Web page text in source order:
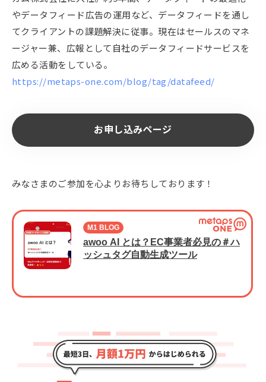
やデータフィード広告の運用など、データフィードを通し
てクライアントの課題解決に従事。現在はセールスのマネ
ージャー兼、広報として自社のデータフィードサービスを
広める活動をしている。
https://metaps-one.com/blog/tag/datafeed/
お申し込みページ
みなさまのご参加を心よりお待ちしております！